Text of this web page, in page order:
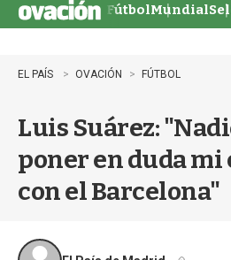
n
u
FútbolMundial
EL PAÍS OVACIÓN FÚTBOL
Luis Suárez:
poner en duda
con el Barcelona"